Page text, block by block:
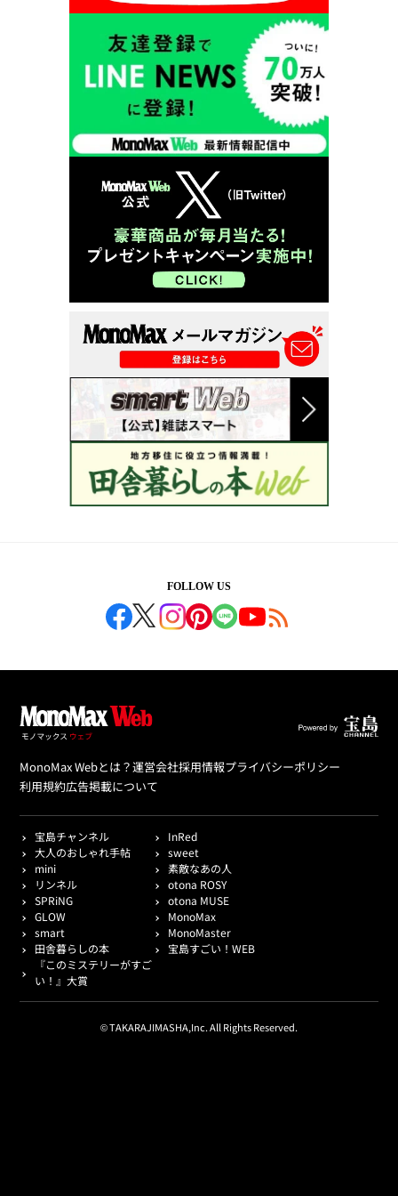
FOLLOW US
MonoMax Webとは？運営会社採用情報プライバシーポリシー
利用規約広告掲載について
宝島チャンネル
InRed
大人のおしゃれ手帖
sweet
mini
素敵なあの人
リンネル
otona ROSY
SPRiNG
otona MUSE
GLOW
MonoMax
smart
MonoMaster
田舎暮らしの本
宝島すごい！WEB
『このミステリーがすご
い！』大賞
© TAKARAJIMASHA,Inc. All Rights Reserved.